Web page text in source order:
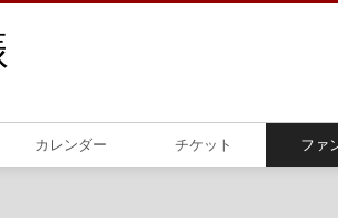
カレンダー チケット ファ